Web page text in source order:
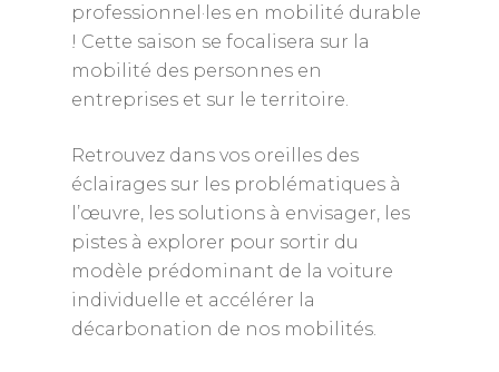
professionnel·les en mobilité durable
! Cette saison se focalisera sur la
mobilité des personnes en
entreprises et sur le territoire.
Retrouvez dans vos oreilles des
éclairages sur les problématiques à
l’œuvre, les solutions à envisager, les
pistes à explorer pour sortir du
modèle prédominant de la voiture
individuelle et accélérer la
décarbonation de nos mobilités.